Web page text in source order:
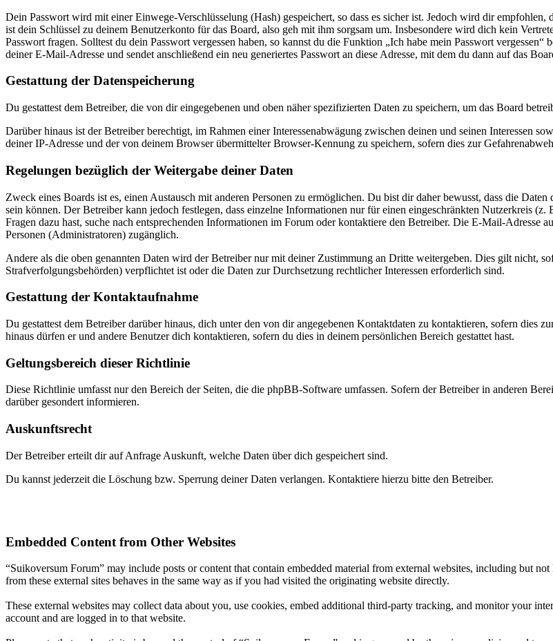
Dein Passwort wird mit einer Einwege-Verschlüsselung (Hash) gespeichert, so dass es sicher ist. Jedoch wird dir
ist dein Schlüssel zu deinem Benutzerkonto für das Board, also geh mit ihm sorgsam um. Insbesondere wird dich kein
Passwort fragen. Solltest du dein Passwort vergessen haben, so kannst du die Funktion „Ich habe mein Passwort
deiner E-Mail-Adresse und sendet anschließend ein neu generiertes Passwort an diese Adresse, mit dem du dann auf das
Gestattung der Datenspeicherung
Du gestattest dem Betreiber, die von dir eingegebenen und oben näher spezifizierten Daten zu speichern, um das Board
Darüber hinaus ist der Betreiber berechtigt, im Rahmen einer Interessenabwägung zwischen deinen und seinen Interessen
deiner IP-Adresse und der von deinem Browser übermittelter Browser-Kennung zu speichern, sofern dies zur
Regelungen bezüglich der Weitergabe deiner Daten
Zweck eines Boards ist es, einen Austausch mit anderen Personen zu ermöglichen. Du bist dir daher bewusst, dass die
sein können. Der Betreiber kann jedoch festlegen, dass einzelne Informationen nur für einen eingeschränkten Nutzerkreis
Fragen dazu hast, suche nach entsprechenden Informationen im Forum oder kontaktiere den Betreiber. Die E-Mail-Adresse
Personen (Administratoren) zugänglich.
Andere als die oben genannten Daten wird der Betreiber nur mit deiner Zustimmung an Dritte weitergeben. Dies gilt nicht,
Strafverfolgungsbehörden) verpflichtet ist oder die Daten zur Durchsetzung rechtlicher Interessen erforderlich sind.
Gestattung der Kontaktaufnahme
Du gestattest dem Betreiber darüber hinaus, dich unter den von dir angegebenen Kontaktdaten zu kontaktieren, sofern dies
hinaus dürfen er und andere Benutzer dich kontaktieren, sofern du dies in deinem persönlichen Bereich gestattet hast.
Geltungsbereich dieser Richtlinie
Diese Richtlinie umfasst nur den Bereich der Seiten, die die phpBB-Software umfassen. Sofern der Betreiber in anderen
darüber gesondert informieren.
Auskunftsrecht
Der Betreiber erteilt dir auf Anfrage Auskunft, welche Daten über dich gespeichert sind.
Du kannst jederzeit die Löschung bzw. Sperrung deiner Daten verlangen. Kontaktiere hierzu bitte den Betreiber.
Embedded Content from Other Websites
“Suikoversum Forum” may include posts or content that contain embedded material from external websites, including but
from these external sites behaves in the same way as if you had visited the originating website directly.
These external websites may collect data about you, use cookies, embed additional third-party tracking, and monitor your
account and are logged in to that website.